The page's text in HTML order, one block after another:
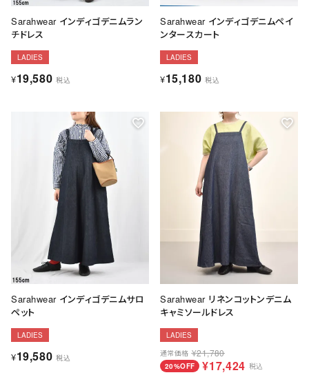
Sarahwear インディゴデニムラン
チドレス
LADIES
¥19,580 税込
Sarahwear インディゴデニムペイ
ンタースカート
LADIES
¥15,180 税込
Sarahwear インディゴデニムサロ
ペット
LADIES
¥19,580 税込
Sarahwear リネンコットンデニム
キャミソールドレス
LADIES
通常価格 ¥21,780
20%OFF ¥17,424 税込